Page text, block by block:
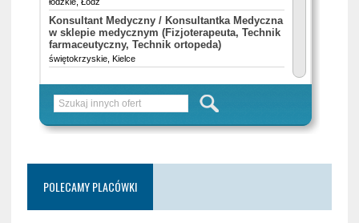
POLECAMY PLACÓWKI